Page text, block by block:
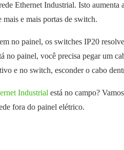
Ethernet Industrial. Isto aumenta
mais e mais portas de switch.
no painel, os switches IP20
no painel, você precisa pegar um
e no switch, esconder o cabo
Industrial está no campo?
fora do painel elétrico.